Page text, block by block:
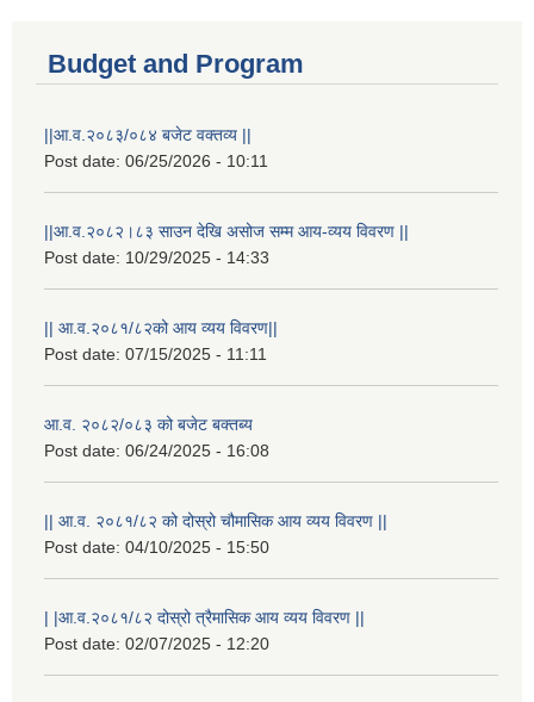
Budget and Program
||आ.व.२०८३/०८४ बजेट वक्तव्य ||
Post date: 06/25/2026 - 10:11
||आ.व.२०८२।८३ साउन देखि असोज सम्म आय-व्यय विवरण ||
Post date: 10/29/2025 - 14:33
|| आ.व.२०८१/८२को आय व्यय विवरण||
Post date: 07/15/2025 - 11:11
आ.व. २०८२/०८३ को बजेट बक्तब्य
Post date: 06/24/2025 - 16:08
|| आ.व. २०८१/८२ को दोस्रो चौमासिक आय व्यय विवरण ||
Post date: 04/10/2025 - 15:50
| |आ.व.२०८१/८२ दोस्रो त्रैमासिक आय व्यय विवरण ||
Post date: 02/07/2025 - 12:20